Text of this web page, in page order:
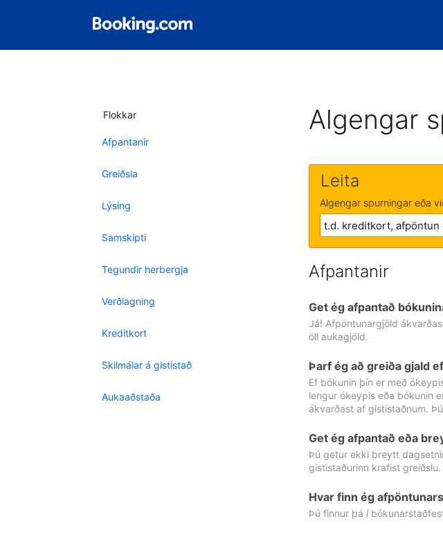
Flokkar
Afpantanir
Greiðsla
Lýsing
Samskipti
Tegundir herbergja
Verðlagning
Kreditkort
Skilmálar á gististað
Aukaaðstaða
Algengar
Leita
Algengar spurningar eða
Afpantanir
Get ég afpantað
Já! Afpöntunargjöld
öll aukagjöld.
Þarf ég að greiða gjald
Ef bókunin þín er með
lengur ókeypis eða bókunin
ákvarðast af gististaðnum.
Get ég afpantað eða
Þú getur ekki breytt
gististaðurinn krafist
Hvar finn ég
Þú finnur þá í